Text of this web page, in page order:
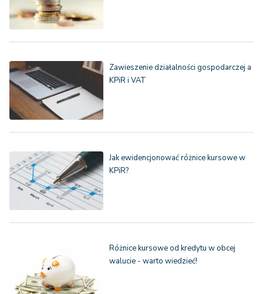
Zawieszenie działalności gospodarczej a
KPiR i VAT
Jak ewidencjonować różnice kursowe w
KPiR?
Różnice kursowe od kredytu w obcej
walucie - warto wiedzieć!